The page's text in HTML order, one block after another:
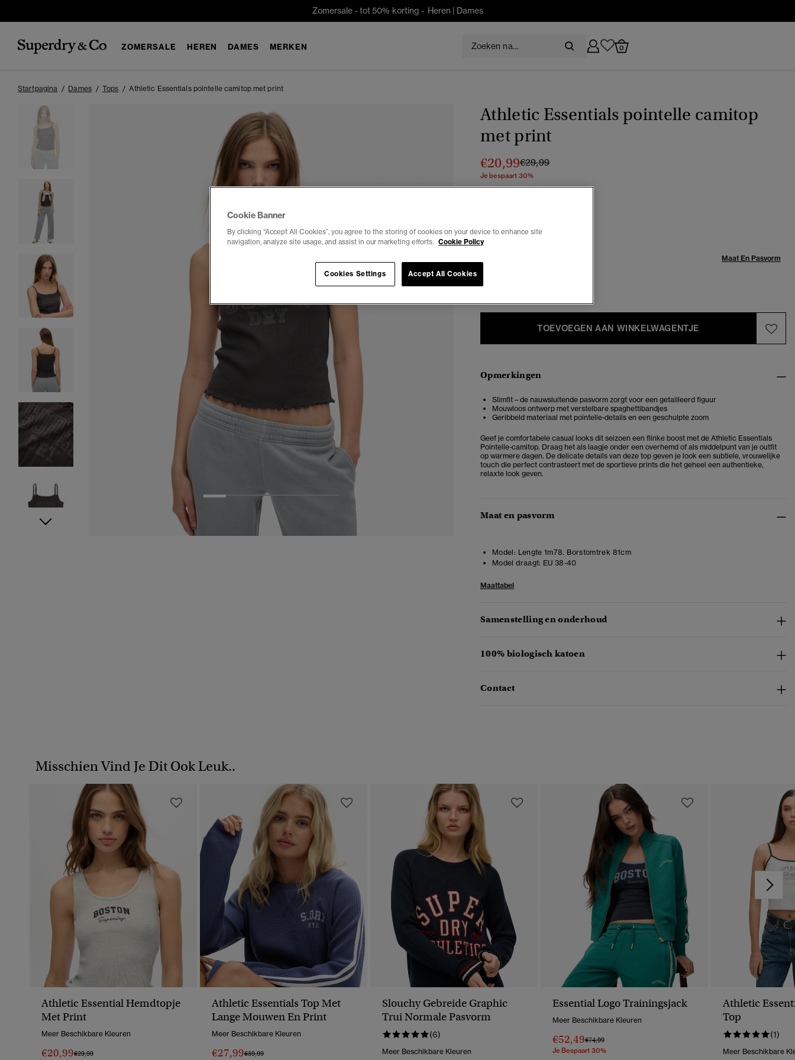
Zomersale - tot 50% korting - Heren | Dames
ZOMERSALE HEREN DAMES MERKEN 0
Startpagina Dames Tops Athletic Essentials pointelle camitop met print
3
Athletic Essentials pointelle camitop
met print
€20,99Prijs verlaagd van
€29,99naar
Je bespaart 30%
Maat En Pasvorm
TOEVOEGEN AAN WINKELWAGENTJE
Opmerkingen
Slimfit – de nauwsluitende pasvorm zorgt voor een getailleerd figuur
Mouwloos ontwerp met verstelbare spaghettibandjes
Geribbeld materiaal met pointelle-details en een geschulpte zoom
Geef je comfortabele casual looks dit seizoen een flinke boost met de Athletic Essentials
Pointelle-camitop. Draag het als laagje onder een overhemd of als middelpunt van je outfit
op warmere dagen. De delicate details van deze top geven je look een subtiele, vrouwelijke
touch die perfect contrasteert met de sportieve prints die het geheel een authentieke,
relaxte look geven.
Maat en pasvorm
Model: Lengte 1m78. Borstomtrek 81cm
Model draagt: EU 38-40
Maattabel
Samenstelling en onderhoud
100% biologisch katoen
Contact
Misschien Vind Je Dit Ook Leuk..
Athletic Essential Hemdtopje
Met Print
Meer Beschikbare Kleuren
€20,99Prijs Verlaagd Van
€29,99Naar
Athletic Essentials Top Met
Lange Mouwen En Print
Meer Beschikbare Kleuren
€27,99Prijs Verlaagd Van
€39,99Naar
Slouchy Gebreide Graphic
Trui Normale Pasvorm
(6)
Meer Beschikbare Kleuren
Essential Logo Trainingsjack
Meer Beschikbare Kleuren
€52,49Prijs Verlaagd Van
€74,99Naar
Je Bespaart 30%
Athletic
Top
(1)
Meer Beschikbare
Cookie Banner
By clicking “Accept All Cookies”, you agree to the storing of cookies on your device to enhance site
navigation, analyze site usage, and assist in our marketing efforts. Cookie Policy
Cookies Settings Accept All Cookies